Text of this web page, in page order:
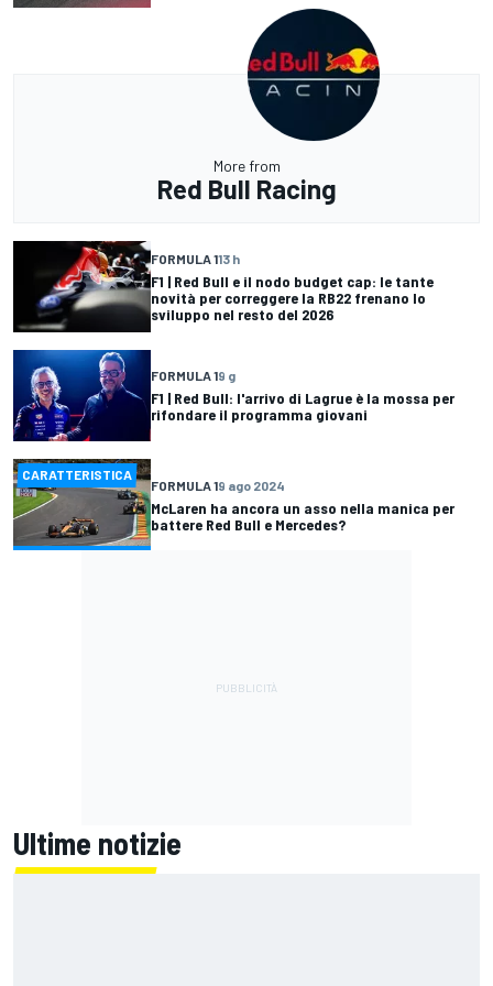
More from
Red Bull Racing
FORMULA 113 h
F1 | Red Bull e il nodo budget cap: le tante
novità per correggere la RB22 frenano lo
sviluppo nel resto del 2026
FORMULA 19 g
F1 | Red Bull: l'arrivo di Lagrue è la mossa per
rifondare il programma giovani
CARATTERISTICA
FORMULA 19 ago 2024
McLaren ha ancora un asso nella manica per
battere Red Bull e Mercedes?
Ultime notizie